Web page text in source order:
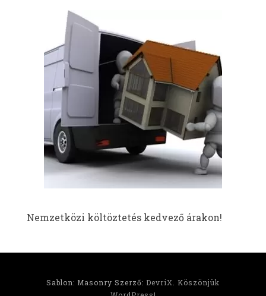
Nemzetközi költöztetés kedvező árakon!
Sablon: Masonry Szerző: DevriX
Köszönjük